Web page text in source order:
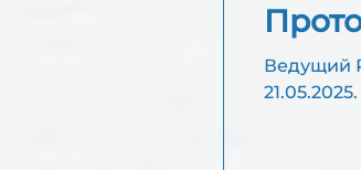
Ведущий РС ИГ –